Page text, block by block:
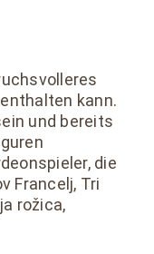
kann.
und bereits
die
Francelj, Tri
rožica,